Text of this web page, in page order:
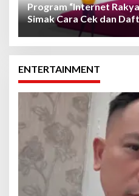
Program “Internet
Simak Cara Cek dan
ENTERTAINMENT